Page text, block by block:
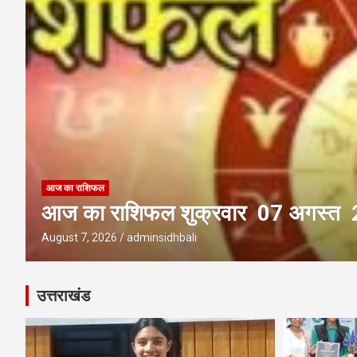
आज का राशिफल
आज का राशिफल बृहस्पतिवार 06
August 6, 2026 adminsidhbali
उत्तराखंड